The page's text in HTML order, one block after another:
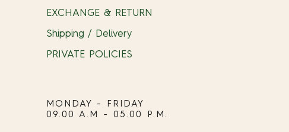
EXCHANGE & RETURN
Shipping / Delivery
PRIVATE POLICIES
MONDAY - FRIDAY
09.00 A.M - 05.00 P.M.